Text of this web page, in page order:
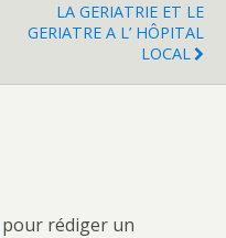
LA GERIATRIE ET LE
GERIATRE A L’ HÔPITAL
LOCAL
pour rédiger un